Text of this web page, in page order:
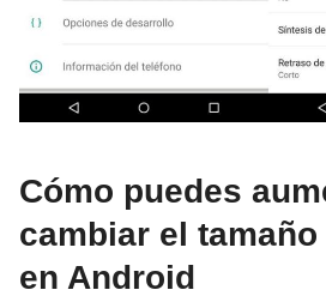
Cómo puedes
cambiar el
en Android